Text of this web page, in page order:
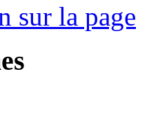
sur la page